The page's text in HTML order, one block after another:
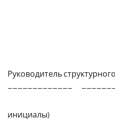
Руководитель
(подпись)
инициалы)